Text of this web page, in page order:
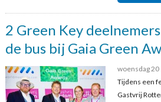
2 Green Key
de bus bij Gaia Green
woensdag
Tijdens een
Gastvrij